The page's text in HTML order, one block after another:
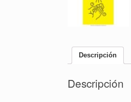
Descripción
Descripción